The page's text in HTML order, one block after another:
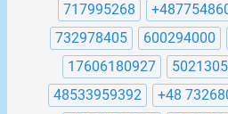
717995268
732978405
600294000
17606180927
48533959392
+48